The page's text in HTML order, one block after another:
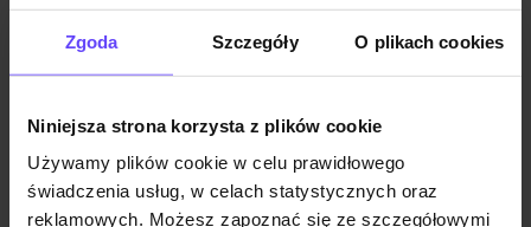
Zgoda Szczegóły O plikach cookies
Niniejsza strona korzysta z plików cookie
Używamy plików cookie w celu prawidłowego
świadczenia usług, w celach statystycznych oraz
reklamowych. Możesz zapoznać się ze szczegółowymi
Opis produktu
Skład